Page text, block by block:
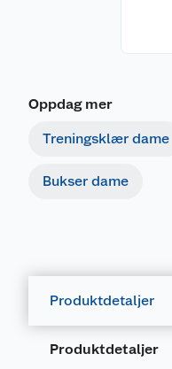
Oppdag mer
Treningsklær dame
Bukser dame
Produktdetaljer
Produktdetaljer